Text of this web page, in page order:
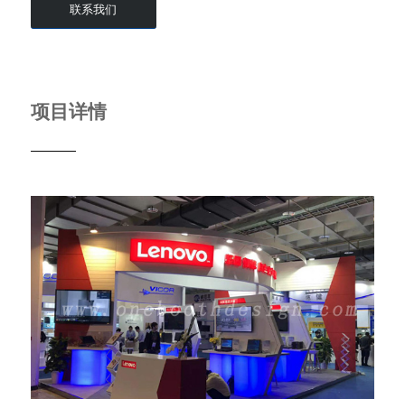
联系我们
项目详情